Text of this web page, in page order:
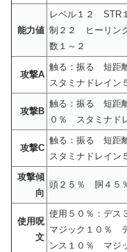
能力値
レベル１２
制２２ ヒーリン
数１～２
攻撃A
触る：振る 短距
スタミナドレイン
攻撃B
触る：振る 短距
０％ スタミナド
攻撃C
触る：振る 短距
スタミナドレイン
攻撃傾
向
頭２５％ 胴４
使用呪
文
使用５０％：デ
マジック１０％
ンス１０％ マジ